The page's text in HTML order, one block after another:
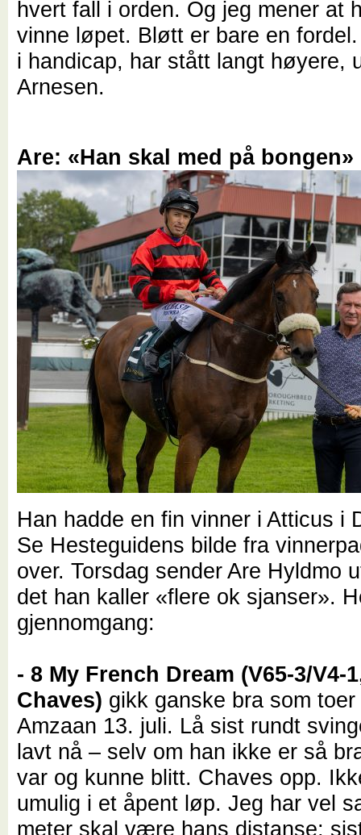
hvert fall i orden. Og jeg mener at
vinne løpet. Bløtt er bare en
i handicap, har stått langt høyere,
Arnesen.
Are: «Han skal med på bongen»
Han hadde en fin vinner i Atticus i
Se Hesteguidens bilde fra
over. Torsdag sender Are Hyldmo
det han kaller «flere ok sjanser».
gjennomgang:
- 8 My French Dream (V65-3/V4-
Chaves) gikk ganske bra som
Amzaan 13. juli. Lå sist rundt
lavt nå – selv om han ikke er så
var og kunne blitt. Chaves opp.
umulig i et åpent løp. Jeg har vel
meter skal være hans distanse;